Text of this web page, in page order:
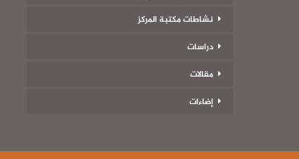
نشاطات مكتبة المركز
دراسات
مقالات
إضاءات